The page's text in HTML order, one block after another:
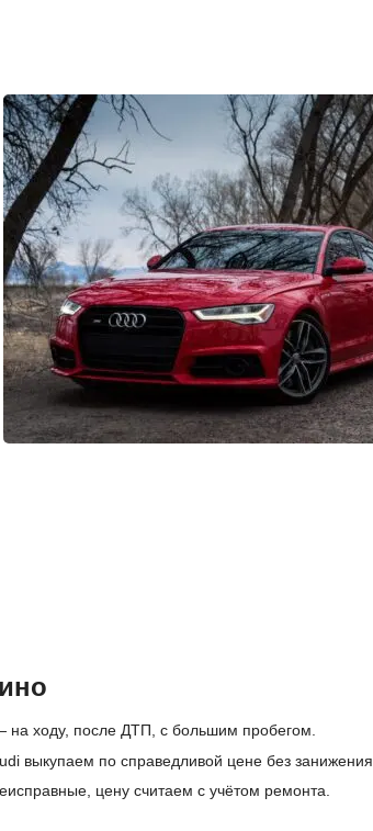
ходу, после ДТП, с большим пробегом.
выкупаем по справедливой цене без занижения.
цену считаем с учётом ремонта.